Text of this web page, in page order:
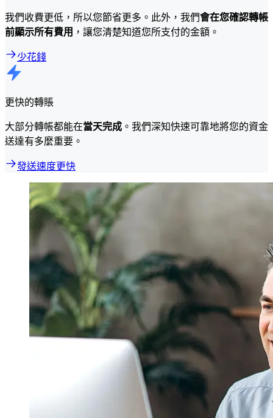
我們收費更低，所以您節省更多。此外，我們會在您確認轉帳
前顯示所有費用 ，讓您清楚知道您所支付的金額。
少花錢
更快的轉賬
大部分轉帳都能在當天完成 。我們深知快速可靠地將您的資金
送達有多麼重要。
發送速度更快